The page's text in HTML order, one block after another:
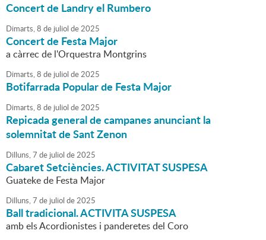
Concert de Landry el Rumbero
Dimarts,8 de juliol de2025
Concert de Festa Major
a càrrec de l'Orquestra Montgrins
Dimarts,8 de juliol de2025
Botifarrada Popular de Festa Major
Dimarts,8 de juliol de2025
Repicada general de campanes anunciant la
solemnitat de Sant Zenon
Dilluns,7 de juliol de2025
Cabaret Setciències. ACTIVITAT SUSPESA
Guateke de Festa Major
Dilluns,7 de juliol de2025
Ball tradicional. ACTIVITA SUSPESA
amb els Acordionistes i panderetes del Coro